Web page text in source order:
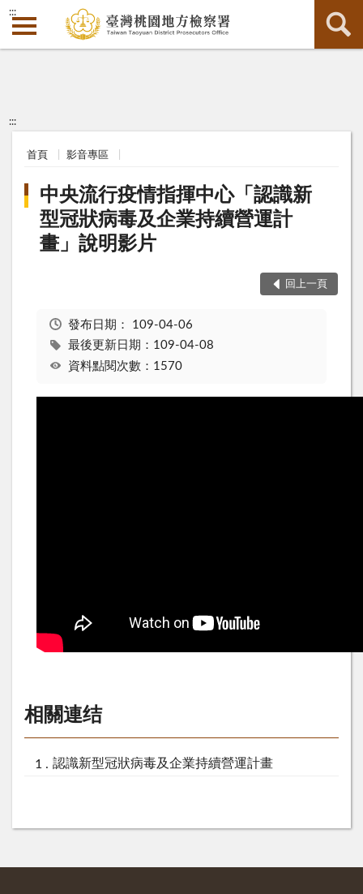
:::
:::
首頁 影音專區
中央流行疫情指揮中心「認識新
型冠狀病毒及企業持續營運計
畫」說明影片
回上一頁
發布日期： 109-04-06
最後更新日期：109-04-08
資料點閱次數：1570
相關連结
認識新型冠狀病毒及企業持續營運計畫